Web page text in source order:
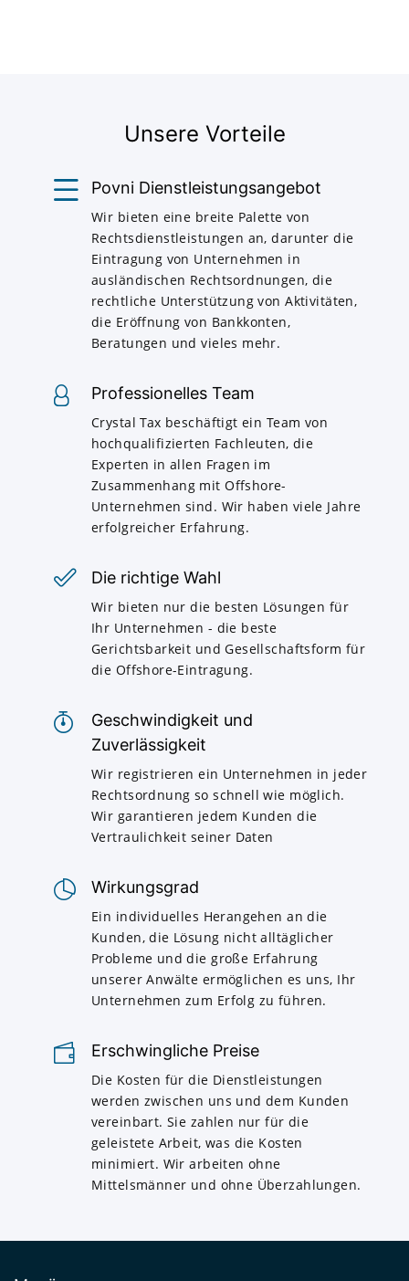
Unsere Vorteile
Povni Dienstleistungsangebot
Wir bieten eine breite Palette von
Rechtsdienstleistungen an, darunter die
Eintragung von Unternehmen in
ausländischen Rechtsordnungen, die
rechtliche Unterstützung von Aktivitäten,
die Eröffnung von Bankkonten,
Beratungen und vieles mehr.
Professionelles Team
Crystal Tax beschäftigt ein Team von
hochqualifizierten Fachleuten, die
Experten in allen Fragen im
Zusammenhang mit Offshore-
Unternehmen sind. Wir haben viele Jahre
erfolgreicher Erfahrung.
Die richtige Wahl
Wir bieten nur die besten Lösungen für
Ihr Unternehmen - die beste
Gerichtsbarkeit und Gesellschaftsform für
die Offshore-Eintragung.
Geschwindigkeit und
Zuverlässigkeit
Wir registrieren ein Unternehmen in jeder
Rechtsordnung so schnell wie möglich.
Wir garantieren jedem Kunden die
Vertraulichkeit seiner Daten
Wirkungsgrad
Ein individuelles Herangehen an die
Kunden, die Lösung nicht alltäglicher
Probleme und die große Erfahrung
unserer Anwälte ermöglichen es uns, Ihr
Unternehmen zum Erfolg zu führen.
Erschwingliche Preise
Die Kosten für die Dienstleistungen
werden zwischen uns und dem Kunden
vereinbart. Sie zahlen nur für die
geleistete Arbeit, was die Kosten
minimiert. Wir arbeiten ohne
Mittelsmänner und ohne Überzahlungen.